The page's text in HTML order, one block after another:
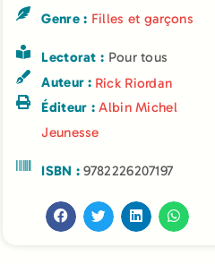
Genre : Filles et garçons
Lectorat : Pour tous
Auteur : Rick Riordan
Éditeur :Albin Michel
Jeunesse
ISBN :9782226207197